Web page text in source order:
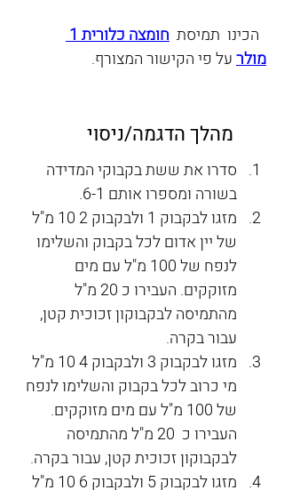
חומצה כלורית 1
מולר על פי הקישור המצורף.
מהלך הדגמה/ניסוי
סדרו את ששת בקבוקי המדידה
בשורה ומספרו אותם 6-1.
מזגו לבקבוק 1 ולבקבוק 2 10 מ"ל
של יין אדום לכל בקבוק והשלימו
לנפח של 100 מ"ל עם מים
מזוקקים. העבירו כ 20 מ"ל
מהתמיסה לבקבוקון זכוכית קטן,
עבור בקרה.
מזגו לבקבוק 3 ולבקבוק 4 10 מ"ל
מי כרוב לכל בקבוק והשלימו לנפח
של 100 מ"ל עם מים מזוקקים.
העבירו כ  20 מ"ל מהתמיסה
לבקבוקון זכוכית קטן, עבור בקרה.
מזגו לבקבוק 5 ולבקבוק 6 10 מ"ל